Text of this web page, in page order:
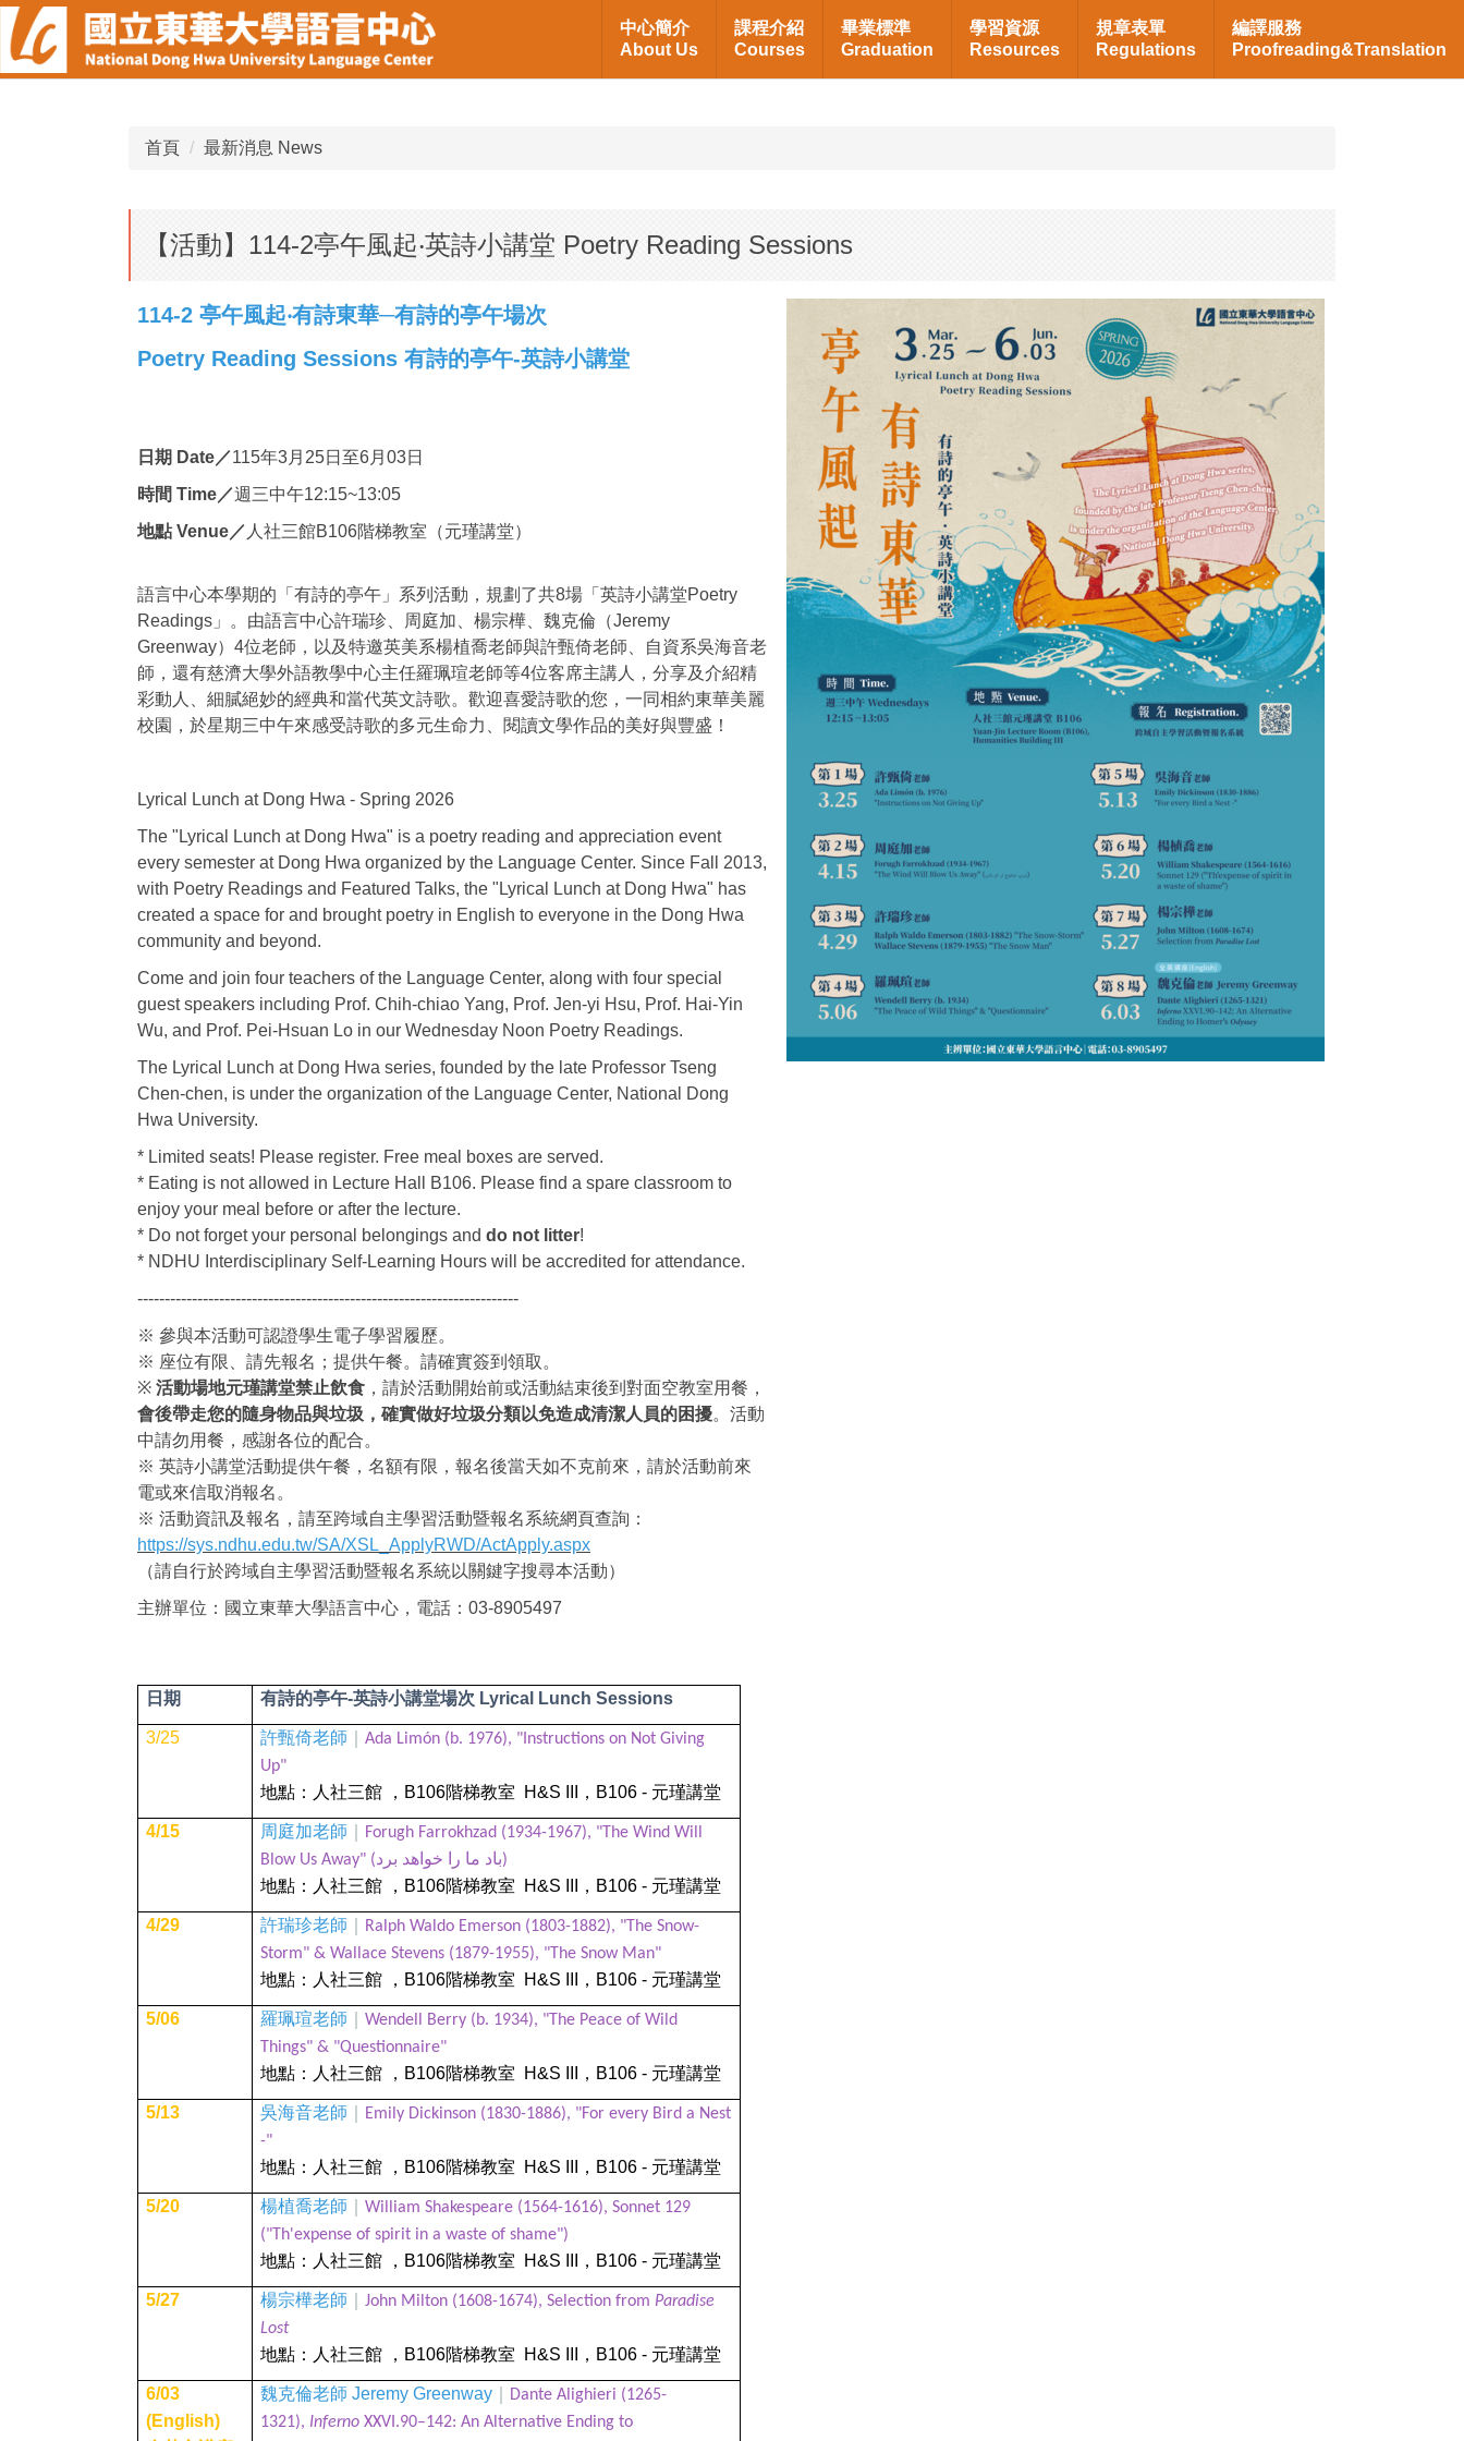
跳
到
主
中心簡介
About Us
課程介紹
Courses
畢業標準
Graduation
學習資源
Resources
規章表單
Regulations
編譯服務
Proofreading&Translation
首頁 最新消息 News
【活動】114-2亭午風起‧英詩小講堂 Poetry Reading Sessions
114-2 亭午風起‧有詩東華─有詩的亭午場次
Poetry Reading Sessions 有詩的亭午-英詩小講堂
日期 Date／115年3月25日至6月03日
時間 Time／週三中午12:15~13:05
地點 Venue／ 人社三館B106階梯教室（元瑾講堂）
語言中心本學期的「有詩的亭午」系列活動，規劃了共8場「英詩小講堂Poetry
Readings」。由語言中心許瑞珍、周庭加、楊宗樺、魏克倫（Jeremy
Greenway）4位老師，以及特邀英美系楊植喬老師與許甄倚老師、自資系吳海音老
師，還有慈濟大學外語教學中心主任羅珮瑄老師等4位客席主講人，分享及介紹精
彩動人、細膩絕妙的經典和當代英文詩歌。歡迎喜愛詩歌的您，一同相約東華美麗
校園，於星期三中午來感受詩歌的多元生命力、閱讀文學作品的美好與豐盛！
Lyrical Lunch at Dong Hwa - Spring 2026
The "Lyrical Lunch at Dong Hwa" is a poetry reading and appreciation event
every semester at Dong Hwa organized by the Language Center. Since Fall 2013,
with Poetry Readings and Featured Talks, the "Lyrical Lunch at Dong Hwa" has
created a space for and brought poetry in English to everyone in the Dong Hwa
community and beyond.
Come and join four teachers of the Language Center, along with four special
guest speakers including Prof. Chih-chiao Yang, Prof. Jen-yi Hsu, Prof. Hai-Yin
Wu, and Prof. Pei-Hsuan Lo in our Wednesday Noon Poetry Readings.
The Lyrical Lunch at Dong Hwa series, founded by the late Professor Tseng
Chen-chen, is under the organization of the Language Center, National Dong
Hwa University.
* Limited seats! Please register. Free meal boxes are served.
* Eating is not allowed in Lecture Hall B106. Please find a spare classroom to
enjoy your meal before or after the lecture.
* Do not forget your personal belongings and do not litter!
* NDHU Interdisciplinary Self-Learning Hours will be accredited for attendance.
----------------------------------------------------------------------
※ 參與本活動可認證學生電子學習履歷。
※ 座位有限、請先報名；提供午餐。請確實簽到領取。
※ 活動場地元瑾講堂禁止飲食 ，請於活動開始前或活動結束後到對面空教室用餐，
會後帶走您的隨身物品與垃圾，確實做好垃圾分類以免造成清潔人員的困擾。活動
中請勿用餐，感謝各位的配合。
※ 英詩小講堂活動提供午餐，名額有限，報名後當天如不克前來，請於活動前來
電或來信取消報名。
※ 活動資訊及報名，請至跨域自主學習活動暨報名系統網頁查詢：
https://sys.ndhu.edu.tw/SA/XSL_ApplyRWD/ActApply.aspx
（請自行於跨域自主學習活動暨報名系統以關鍵字搜尋本活動）
主辦單位：國立東華大學語言中心，電話：03-8905497
日期 有詩的亭午-英詩小講堂場次 Lyrical Lunch Sessions
3/25 許甄倚老師
Ada Limón (b. 1976), "Instructions on Not Giving
Up"
地點：人社三館 ， B106階梯教室 H&S III ， B106 - 元瑾講堂
4/15 周庭加老師
Forugh Farrokhzad (1934-1967), "The Wind Will
Blow Us Away" (باد ما را خواهد برد)
地點：人社三館 ， B106階梯教室 H&S III ， B106 - 元瑾講堂
4/29 許瑞珍老師
Ralph Waldo Emerson (1803-1882), "The Snow-
Storm" & Wallace Stevens (1879-1955), "The Snow Man"
地點：人社三館 ， B106階梯教室 H&S III ， B106 - 元瑾講堂
5/06 羅珮瑄老師
Wendell Berry (b. 1934), "The Peace of Wild
Things" & "Questionnaire"
地點：人社三館 ， B106階梯教室 H&S III ， B106 - 元瑾講堂
5/13 吳海音老師
Emily Dickinson (1830-1886), "For every Bird a Nest
-"
地點：人社三館 ， B106階梯教室 H&S III ， B106 - 元瑾講堂
5/20 楊植喬老師
William Shakespeare (1564-1616), Sonnet 129
("Th'expense of spirit in a waste of shame")
地點：人社三館 ， B106階梯教室 H&S III ， B106 - 元瑾講堂
5/27 楊宗樺老師 John Milton (1608-1674), Selection from Paradise
Lost
地點：人社三館 ， B106階梯教室 H&S III ， B106 - 元瑾講堂
6/03
(English)
魏克倫老師 Jeremy Greenway
Dante Alighieri (1265-
1321), Inferno XXVI.90–142: An Alternative Ending to